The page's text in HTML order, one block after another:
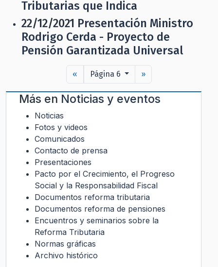
Tributarias que Indica
22/12/2021 Presentación Ministro
Rodrigo Cerda - Proyecto de
Pensión Garantizada Universal
« Página 6 »
Más en Noticias y eventos
Noticias
Fotos y videos
Comunicados
Contacto de prensa
Presentaciones
Pacto por el Crecimiento, el Progreso
Social y la Responsabilidad Fiscal
Documentos reforma tributaria
Documentos reforma de pensiones
Encuentros y seminarios sobre la
Reforma Tributaria
Normas gráficas
Archivo histórico